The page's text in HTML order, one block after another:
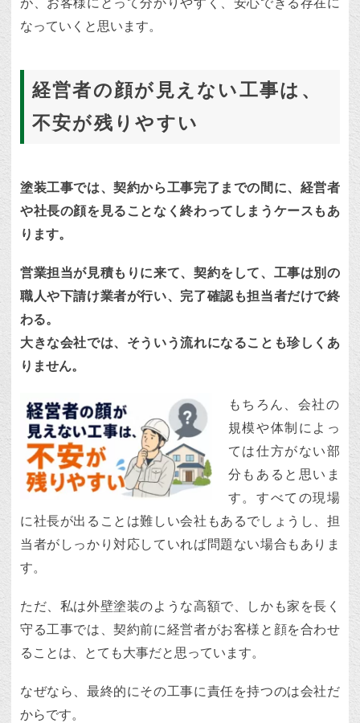
なっていくと思います。
経営者の顔が見えない工事は、
不安が残りやすい
塗装工事では、契約から工事完了までの間に、経営者
や社長の顔を見ることなく終わってしまうケースもあ
ります。
営業担当が見積もりに来て、契約をして、工事は別の
職人や下請け業者が行い、完了確認も担当者だけで終
わる。
大きな会社では、そういう流れになることも珍しくあ
りません。
もちろん、会社の
規模や体制によっ
ては仕方がない部
分もあると思いま
す。すべての現場
に社長が出ることは難しい会社もあるでしょうし、担
当者がしっかり対応していれば問題ない場合もありま
す。
ただ、私は外壁塗装のような高額で、しかも家を長く
守る工事では、契約前に経営者がお客様と顔を合わせ
ることは、とても大事だと思っています。
なぜなら、最終的にその工事に責任を持つのは会社だ
からです。